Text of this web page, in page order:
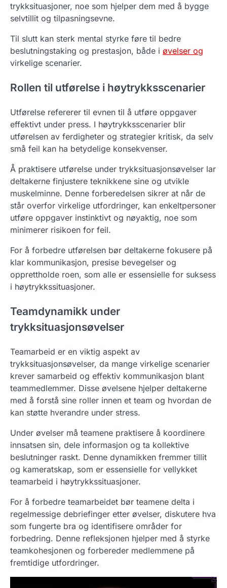
trykksituasjoner, noe som hjelper dem med å bygge
selvtillit og tilpasningsevne.
Til slutt kan sterk mental styrke føre til bedre
beslutningstaking og prestasjon, både i øvelser og
virkelige scenarier.
Rollen til utførelse i høytrykksscenarier
Utførelse refererer til evnen til å utføre oppgaver
effektivt under press. I høytrykksscenarier blir
utførelsen av ferdigheter og strategier kritisk, da selv
små feil kan ha betydelige konsekvenser.
Å praktisere utførelse under trykksituasjonsøvelser lar
deltakerne finjustere teknikkene sine og utvikle
muskelminne. Denne forberedelsen sikrer at når de
står overfor virkelige utfordringer, kan enkeltpersoner
utføre oppgaver instinktivt og nøyaktig, noe som
minimerer risikoen for feil.
For å forbedre utførelsen bør deltakerne fokusere på
klar kommunikasjon, presise bevegelser og
opprettholde roen, som alle er essensielle for suksess
i høytrykkssituasjoner.
Teamdynamikk under
trykksituasjonsøvelser
Teamarbeid er en viktig aspekt av
trykksituasjonsøvelser, da mange virkelige scenarier
krever samarbeid og effektiv kommunikasjon blant
teammedlemmer. Disse øvelsene hjelper deltakerne
med å forstå sine roller innen et team og hvordan de
kan støtte hverandre under stress.
Under øvelser må teamene praktisere å koordinere
innsatsen sin, dele informasjon og ta kollektive
beslutninger raskt. Denne dynamikken fremmer tillit
og kameratskap, som er essensielle for vellykket
teamarbeid i høytrykkssituasjoner.
For å forbedre teamarbeidet bør teamene delta i
regelmessige debriefinger etter øvelser, diskutere hva
som fungerte bra og identifisere områder for
forbedring. Denne refleksjonen hjelper med å styrke
teamkohesjonen og forbereder medlemmene på
fremtidige utfordringer.